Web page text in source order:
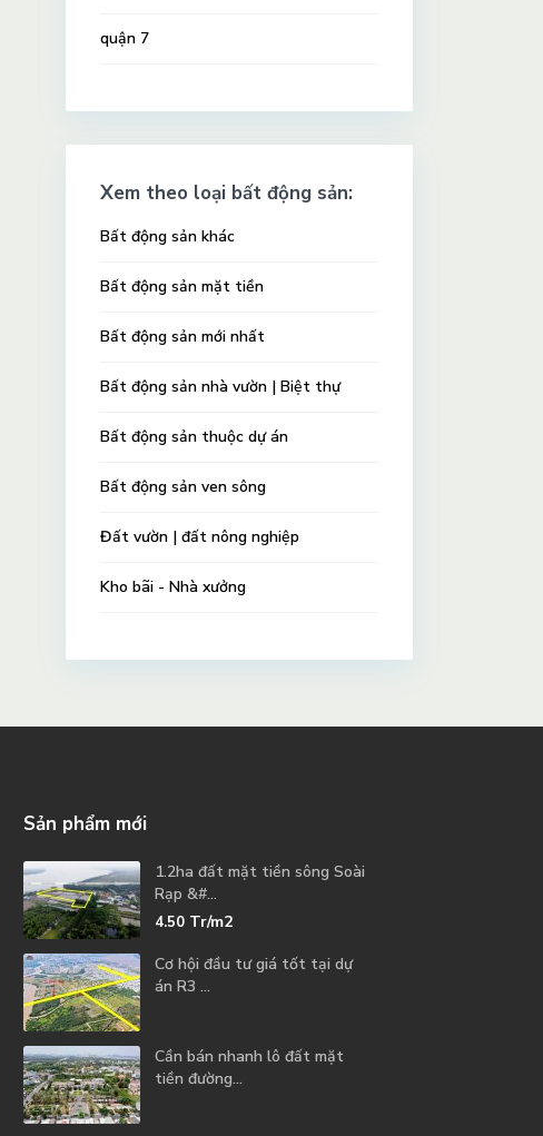
quận 7
Xem theo loại bất động sản:
Bất động sản khác
Bất động sản mặt tiền
Bất động sản mới nhất
Bất động sản nhà vườn | Biệt thự
Bất động sản thuộc dự án
Bất động sản ven sông
Đất vườn | đất nông nghiệp
Kho bãi - Nhà xưởng
Sản phẩm mới
1.2ha đất mặt tiền sông Soài
Rạp &#...
4.50 Tr/m2
Cơ hội đầu tư giá tốt tại dự
án R3 ...
Cần bán nhanh lô đất mặt
tiền đường...